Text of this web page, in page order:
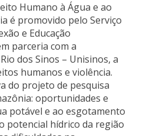
Humano à Água e ao
é promovido pelo Serviço
e Educação
parceria com a
dos Sinos – Unisinos, a
humanos e violência.
do projeto de pesquisa
oportunidades e
potável e ao esgotamento
potencial hídrico da região